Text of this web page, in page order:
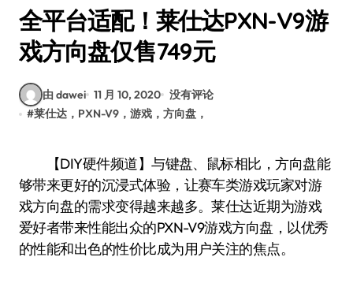
全平台适配！莱仕达PXN-V9游
戏方向盘仅售749元
由 dawei 11 月 10, 2020 没有评论
#莱仕达，PXN-V9，游戏，方向盘，
【DIY硬件频道】与键盘、鼠标相比，方向盘能
够带来更好的沉浸式体验，让赛车类游戏玩家对游
戏方向盘的需求变得越来越多。莱仕达近期为游戏
爱好者带来性能出众的PXN-V9游戏方向盘，以优秀
的性能和出色的性价比成为用户关注的焦点。